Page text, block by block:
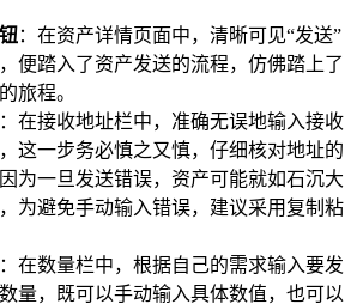
：在资产详情页面中，清晰可见“发送”
便踏入了资产发送的流程，仿佛踏上了
旅程。
：在接收地址栏中，准确无误地输入接收
这一步务必慎之又慎，仔细核对地址的
为一旦发送错误，资产可能就如石沉大
为避免手动输入错误，建议采用复制粘
：在数量栏中，根据自己的需求输入要发
量，既可以手动输入具体数值，也可以